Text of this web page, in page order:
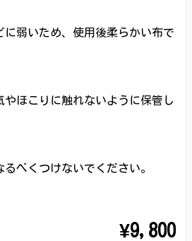
に弱いため、使用後柔らかい布で
やほこりに触れないように保管し
べくつけないでください。
¥9,800